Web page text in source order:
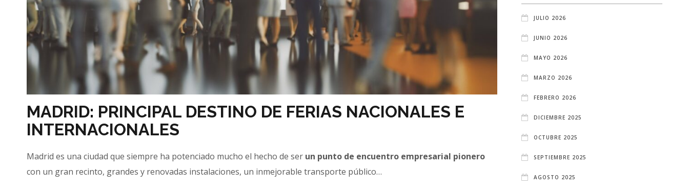
MADRID: PRINCIPAL DESTINO DE FERIAS NACIONALES E
INTERNACIONALES
Madrid es una ciudad que siempre ha potenciado mucho el hecho de ser un punto de encuentro empresarial pionero
con un gran recinto, grandes y renovadas instalaciones, un inmejorable transporte público…
JULIO 2026
JUNIO 2026
MAYO 2026
MARZO 2026
FEBRERO 2026
DICIEMBRE 2025
OCTUBRE 2025
SEPTIEMBRE 2025
AGOSTO 2025